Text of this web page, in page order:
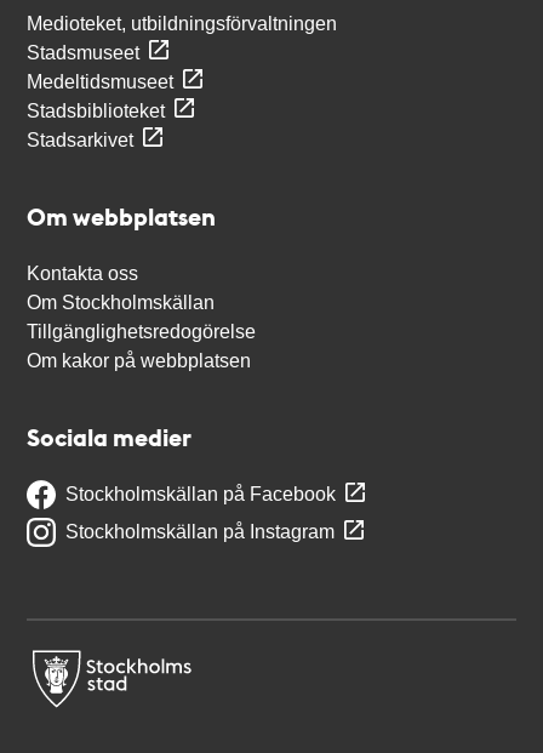
Medioteket, utbildningsförvaltningen
Stadsmuseet
Medeltidsmuseet
Stadsbiblioteket
Stadsarkivet
Om webbplatsen
Kontakta oss
Om Stockholmskällan
Tillgänglighetsredogörelse
Om kakor på webbplatsen
Sociala medier
Stockholmskällan på Facebook
Stockholmskällan på Instagram